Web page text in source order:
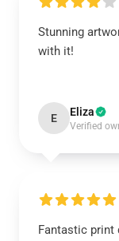
Stunning
with it!
E Eliza
Verified
Fantastic print